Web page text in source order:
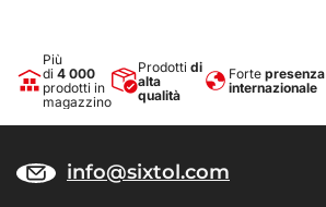
Più
di 4 000
prodotti in
magazzino
Prodotti di
alta
qualità
Forte presenza
internazionale
info@sixtol.com